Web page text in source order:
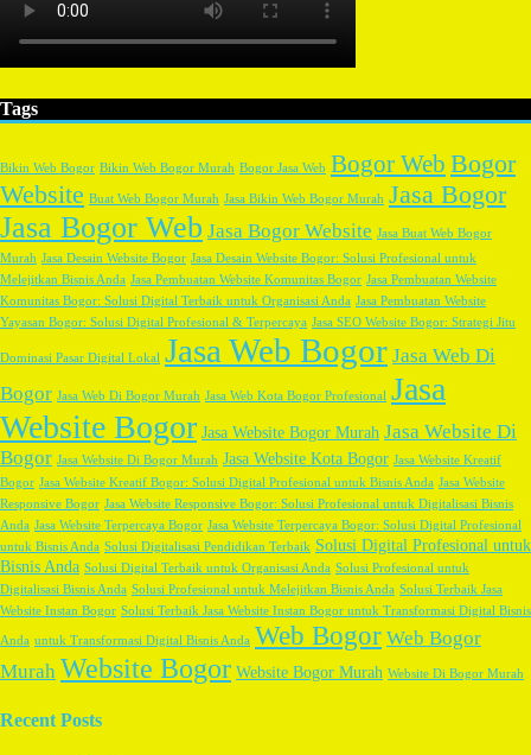
Tags
Bikin Web Bogor Bikin Web Bogor Murah Bogor Jasa Web Bogor Web Bogor
Website Buat Web Bogor Murah Jasa Bikin Web Bogor Murah Jasa Bogor
Jasa Bogor Web Jasa Bogor Website Jasa Buat Web Bogor
Murah Jasa Desain Website Bogor Jasa Desain Website Bogor: Solusi Profesional untuk
Melejitkan Bisnis Anda Jasa Pembuatan Website Komunitas Bogor Jasa Pembuatan Website
Komunitas Bogor: Solusi Digital Terbaik untuk Organisasi Anda Jasa Pembuatan Website
Yayasan Bogor: Solusi Digital Profesional & Terpercaya Jasa SEO Website Bogor: Strategi Jitu
Dominasi Pasar Digital Lokal Jasa Web Bogor Jasa Web Di
Bogor Jasa Web Di Bogor Murah Jasa Web Kota Bogor Profesional Jasa
Website Bogor Jasa Website Bogor Murah Jasa Website Di
Bogor Jasa Website Di Bogor Murah Jasa Website Kota Bogor Jasa Website Kreatif
Bogor Jasa Website Kreatif Bogor: Solusi Digital Profesional untuk Bisnis Anda Jasa Website
Responsive Bogor Jasa Website Responsive Bogor: Solusi Profesional untuk Digitalisasi Bisnis
Anda Jasa Website Terpercaya Bogor Jasa Website Terpercaya Bogor: Solusi Digital Profesional
untuk Bisnis Anda Solusi Digitalisasi Pendidikan Terbaik Solusi Digital Profesional untuk
Bisnis Anda Solusi Digital Terbaik untuk Organisasi Anda Solusi Profesional untuk
Digitalisasi Bisnis Anda Solusi Profesional untuk Melejitkan Bisnis Anda Solusi Terbaik Jasa
Website Instan Bogor Solusi Terbaik Jasa Website Instan Bogor untuk Transformasi Digital Bisnis
Anda untuk Transformasi Digital Bisnis Anda Web Bogor Web Bogor
Murah Website Bogor Website Bogor Murah Website Di Bogor Murah
Recent Posts